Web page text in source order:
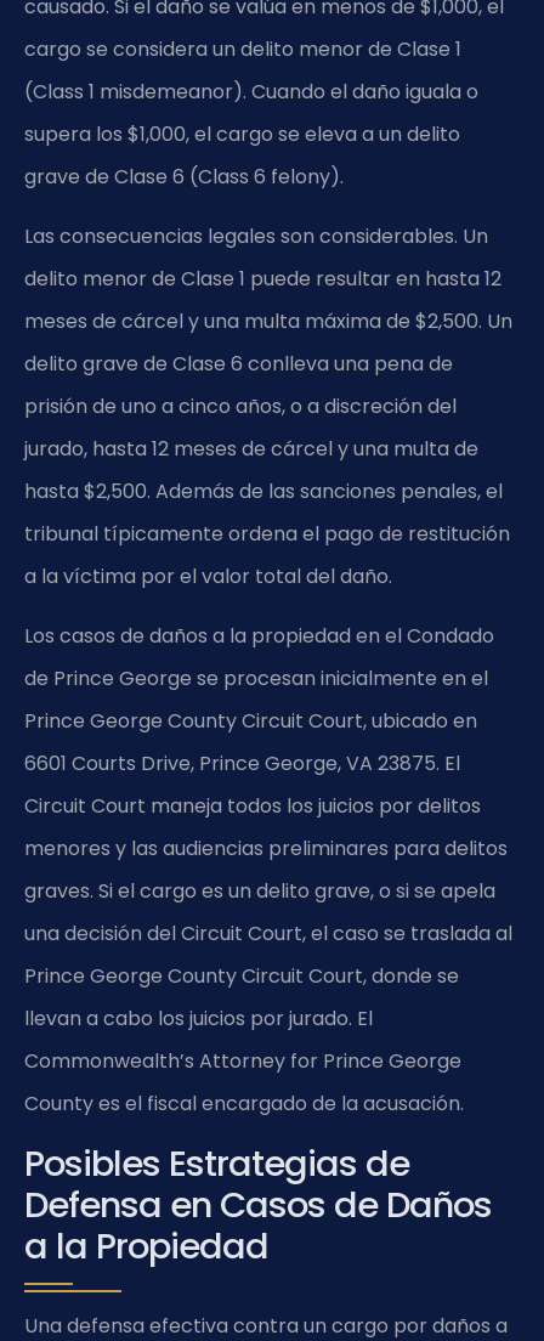
causado. Si el daño se valúa en menos de $1,000, el
cargo se considera un delito menor de Clase 1
(Class 1 misdemeanor). Cuando el daño iguala o
supera los $1,000, el cargo se eleva a un delito
grave de Clase 6 (Class 6 felony).
Las consecuencias legales son considerables. Un
delito menor de Clase 1 puede resultar en hasta 12
meses de cárcel y una multa máxima de $2,500. Un
delito grave de Clase 6 conlleva una pena de
prisión de uno a cinco años, o a discreción del
jurado, hasta 12 meses de cárcel y una multa de
hasta $2,500. Además de las sanciones penales, el
tribunal típicamente ordena el pago de restitución
a la víctima por el valor total del daño.
Los casos de daños a la propiedad en el Condado
de Prince George se procesan inicialmente en el
Prince George County Circuit Court, ubicado en
6601 Courts Drive, Prince George, VA 23875. El
Circuit Court maneja todos los juicios por delitos
menores y las audiencias preliminares para delitos
graves. Si el cargo es un delito grave, o si se apela
una decisión del Circuit Court, el caso se traslada al
Prince George County Circuit Court, donde se
llevan a cabo los juicios por jurado. El
Commonwealth’s Attorney for Prince George
County es el fiscal encargado de la acusación.
Posibles Estrategias de
Defensa en Casos de Daños
a la Propiedad
Una defensa efectiva contra un cargo por daños a